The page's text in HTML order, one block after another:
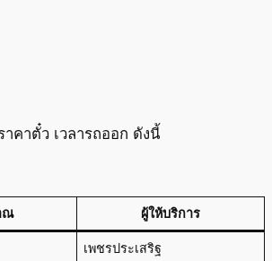
คาตั๋ว เวลารถออก ดังนี้
ณ ผู้ให้บริการ
เพชรประเสริฐ